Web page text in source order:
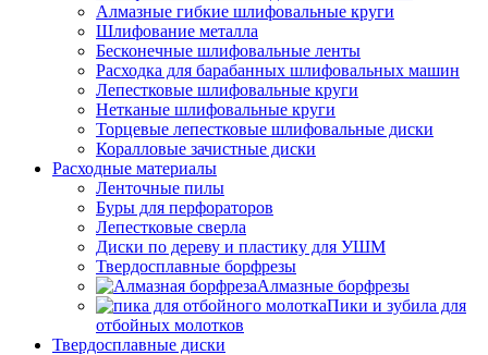
Алмазные гибкие шлифовальные круги
Шлифование металла
Бесконечные шлифовальные ленты
Расходка для барабанных шлифовальных машин
Лепестковые шлифовальные круги
Нетканые шлифовальные круги
Торцевые лепестковые шлифовальные диски
Коралловые зачистные диски
Расходные материалы
Ленточные пилы
Буры для перфораторов
Лепестковые сверла
Диски по дереву и пластику для УШМ
Твердосплавные борфрезы
Алмазные борфрезы
Пики и зубила для
отбойных молотков
Твердосплавные диски